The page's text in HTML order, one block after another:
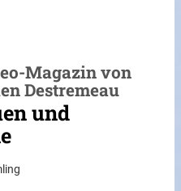
Magazin von
Destremeau
und